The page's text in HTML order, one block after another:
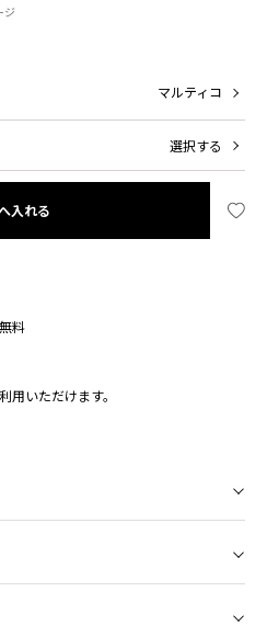
ジ
マルティコ
選択する
入れる
料
いただけます。